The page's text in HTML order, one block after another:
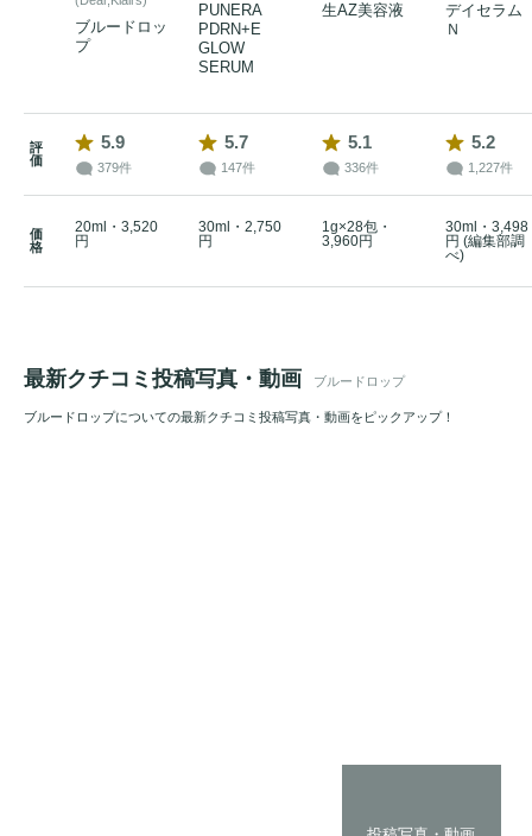
ブルードロッ
プ
PUNERA
PDRN+E
GLOW
SERUM
生AZ美容液
デイセラム
Ｎ
評
価
5.9
379件
5.7
147件
5.1
336件
5.2
1,227件
価
格
20ml・3,520
円
30ml・2,750
円
1g×28包・
3,960円
30ml・3,498
円 (編集部調
べ)
最新クチコミ投稿写真・動画 ブルードロップ
ブルードロップについての最新クチコミ投稿写真・動画をピックアップ！